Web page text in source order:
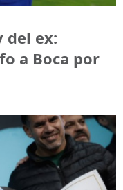
del ex:
a Boca por